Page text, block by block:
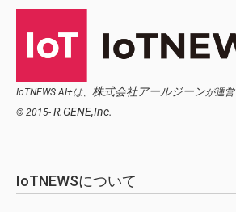
IoTNEWS AI+は、 株式会社アールジーンが運営
© 2015- R.GENE,Inc.
IoTNEWSについて